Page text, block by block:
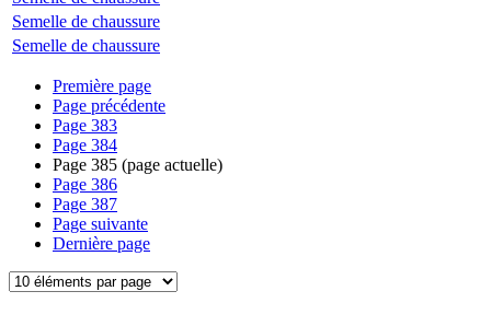
Semelle de chaussure
Semelle de chaussure
Première page
Page précédente
Page 383
Page 384
Page 385 (page actuelle)
Page 386
Page 387
Page suivante
Dernière page